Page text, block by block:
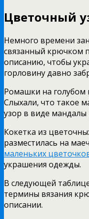
Цветочный
Немного времени
связанный крючком
описанию, чтобы
горловину давно
Ромашки на голубом
Слыхали, что такое
узор в виде мандалы
Кокетка из
разместилась на
маленьких
украшения одежды.
В следующей
термины вязания
описании.